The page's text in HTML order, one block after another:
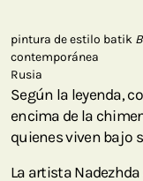
pintura de estilo batik
contemporánea
Rusia
Según la leyenda,
encima de la
quienes viven bajo
La artista